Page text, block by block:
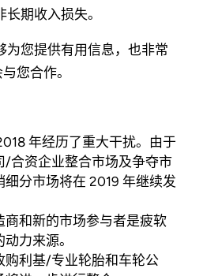
期收入损失。
为您提供有用信息，也非常
您合作。
年经历了重大干扰。由于
/合资企业整合市场及争夺市
分市场将在 2019 年继续发
商和新的市场参与者是疲软
力来源。
购利基/专业轮胎和车轮公